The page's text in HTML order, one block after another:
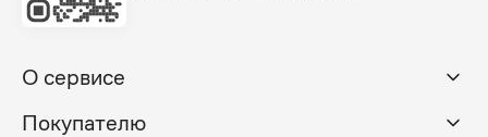
О сервисе
Покупателю